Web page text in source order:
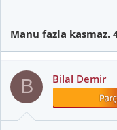
Manu fazla kasmaz.
B Bilal Demir